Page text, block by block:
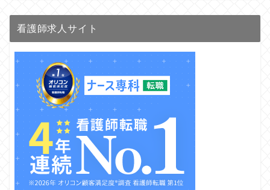
看護師求人サイト